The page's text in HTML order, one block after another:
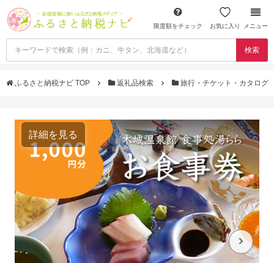
限度額をチェック お気に入り メニュー
検索
ふるさと納税ナビ TOP 返礼品検索 旅行・チケット・カタログ
詳細を見る